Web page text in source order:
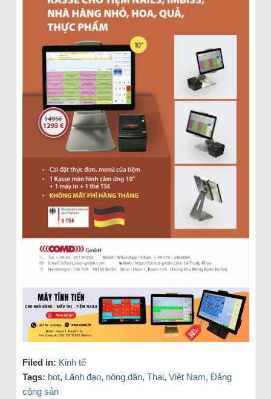
Filed in: Kinh tế
Tags: hot, Lãnh đạo, nông dân, Thai, Việt Nam, Đảng
cộng sản